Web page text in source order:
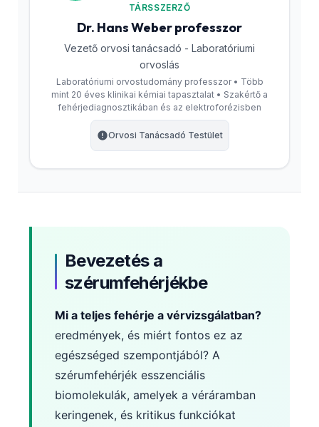
TÁRSSZERZŐ
Dr. Hans Weber professzor
Vezető orvosi tanácsadó - Laboratóriumi
orvoslás
Laboratóriumi orvostudomány professzor • Több
mint 20 éves klinikai kémiai tapasztalat • Szakértő a
fehérjediagnosztikában és az elektroforézisben
Orvosi Tanácsadó Testület
Bevezetés a
szérumfehérjékbe
Mi a teljes fehérje a vérvizsgálatban?
eredmények, és miért fontos ez az
egészséged szempontjából? A
szérumfehérjék esszenciális
biomolekulák, amelyek a véráramban
keringenek, és kritikus funkciókat